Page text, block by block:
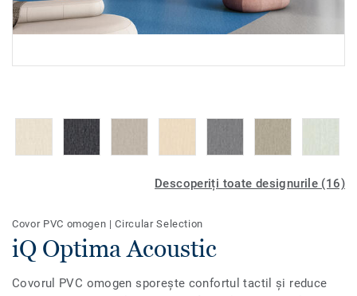
Descoperiți toate designurile (16)
Covor PVC omogen |Circular Selection
iQ Optima Acoustic
Covorul PVC omogen sporește confortul tactil și reduce